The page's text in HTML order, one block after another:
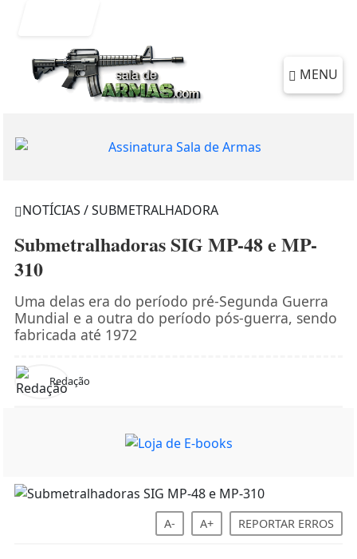
MENU
NOTÍCIAS / SUBMETRALHADORA
Submetralhadoras SIG MP-48 e MP-
310
Uma delas era do período pré-Segunda Guerra
Mundial e a outra do período pós-guerra, sendo
fabricada até 1972
Redação
A- A+ REPORTAR ERROS